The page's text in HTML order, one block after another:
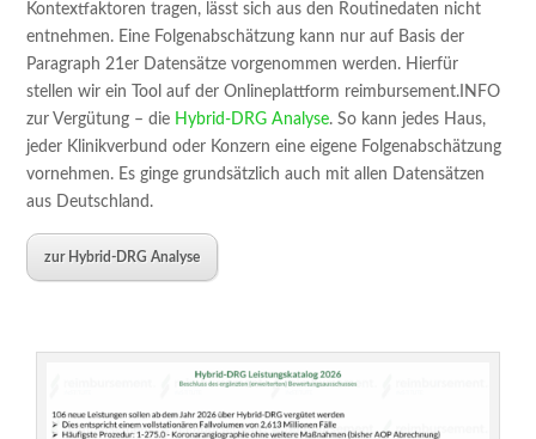
Kontextfaktoren tragen, lässt sich aus den Routinedaten nicht
entnehmen. Eine Folgenabschätzung kann nur auf Basis der
Paragraph 21er Datensätze vorgenommen werden. Hierfür
stellen wir ein Tool auf der Onlineplattform reimbursement.INFO
zur Vergütung – die Hybrid-DRG Analyse. So kann jedes Haus,
jeder Klinikverbund oder Konzern eine eigene Folgenabschätzung
vornehmen. Es ginge grundsätzlich auch mit allen Datensätzen
aus Deutschland.
zur Hybrid-DRG Analyse